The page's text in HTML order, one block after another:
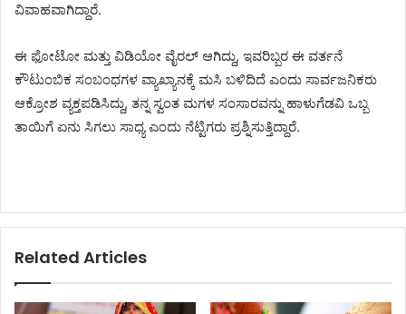
ವಿವಾಹವಾಗಿದ್ದಾರೆ.
ಈ ಫೋಟೋ ಮತ್ತು ವಿಡಿಯೋ ವೈರಲ್ ಆಗಿದ್ದು, ಇವರಿಬ್ಬರ ಈ ವರ್ತನೆ
ಕೌಟುಂಬಿಕ ಸಂಬಂಧಗಳ ವ್ಯಾಖ್ಯಾನಕ್ಕೆ ಮಸಿ ಬಳಿದಿದೆ ಎಂದು ಸಾರ್ವಜನಿಕರು
ಆಕ್ರೋಶ ವ್ಯಕ್ತಪಡಿಸಿದ್ದು, ತನ್ನ ಸ್ವಂತ ಮಗಳ ಸಂಸಾರವನ್ನು ಹಾಳುಗೆಡವಿ ಒಬ್ಬ
ತಾಯಿಗೆ ಏನು ಸಿಗಲು ಸಾಧ್ಯ ಎಂದು ನೆಟ್ಟಿಗರು ಪ್ರಶ್ನಿಸುತ್ತಿದ್ದಾರೆ.
Related Articles